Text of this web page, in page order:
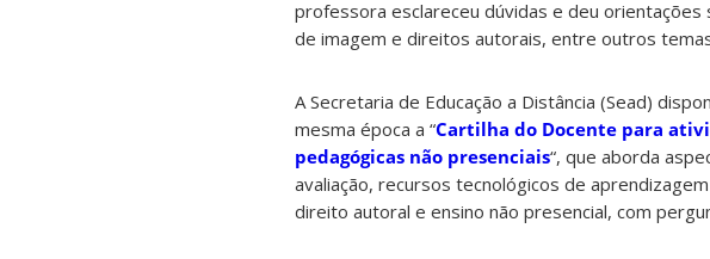
professora esclareceu dúvidas e deu
de imagem e direitos autorais, entre outros
A Secretaria de Educação a Distância (Sead)
mesma época a “Cartilha do Docente para
pedagógicas não presenciais“, que aborda
avaliação, recursos tecnológicos de
direito autoral e ensino não presencial, com